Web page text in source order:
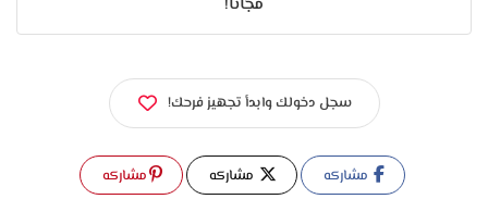
مجانًا!
سجل دخولك وابدأ تجهيز فرحك!
مشاركه مشاركه مشاركه